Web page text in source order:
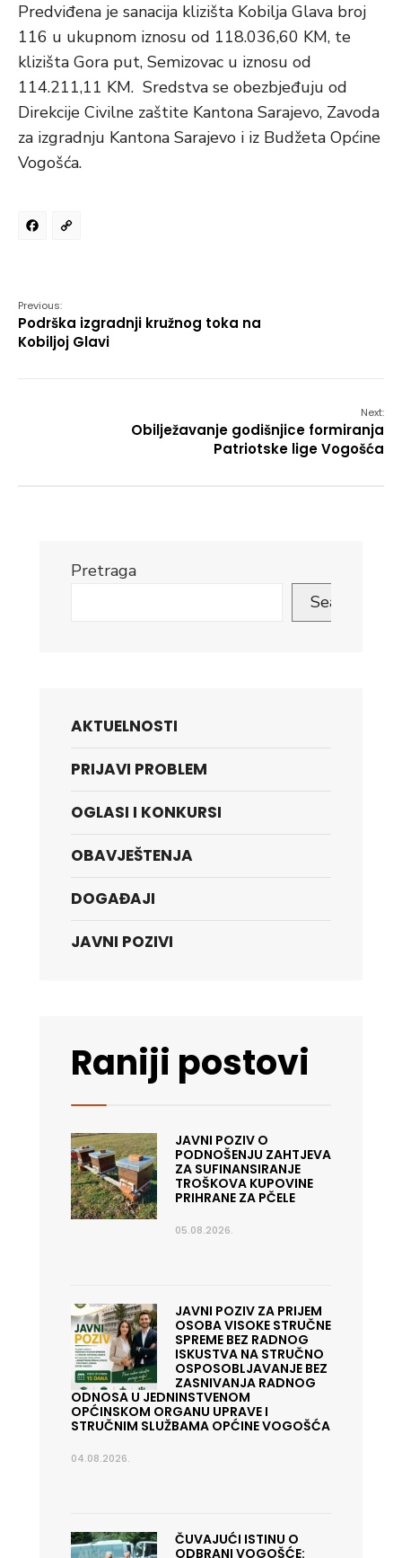
Predviđena je sanacija klizišta Kobilja Glava broj
116 u ukupnom iznosu od 118.036,60 KM, te
klizišta Gora put, Semizovac u iznosu od
114.211,11 KM. Sredstva se obezbjeđuju od
Direkcije Civilne zaštite Kantona Sarajevo, Zavoda
za izgradnju Kantona Sarajevo i iz Budžeta Općine
Vogošća.
Facebook
Previous:
Podrška izgradnji kružnog toka na
Kobiljoj Glavi
Next:
Obilježavanje godišnjice formiranja
Patriotske lige Vogošća
Pretraga
Search
AKTUELNOSTI
PRIJAVI PROBLEM
OGLASI I KONKURSI
OBAVJEŠTENJA
DOGAĐAJI
JAVNI POZIVI
Raniji postovi
JAVNI POZIV O
PODNOŠENJU ZAHTJEVA
ZA SUFINANSIRANJE
TROŠKOVA KUPOVINE
PRIHRANE ZA PČELE
05.08.2026.
JAVNI POZIV ZA PRIJEM
OSOBA VISOKE STRUČNE
SPREME BEZ RADNOG
ISKUSTVA NA STRUČNO
OSPOSOBLJAVANJE BEZ
ZASNIVANJA RADNOG
ODNOSA U JEDNINSTVENOM
OPĆINSKOM ORGANU UPRAVE I
STRUČNIM SLUŽBAMA OPĆINE VOGOŠĆA
04.08.2026.
ČUVAJUĆI ISTINU O
ODBRANI VOGOŠĆE: